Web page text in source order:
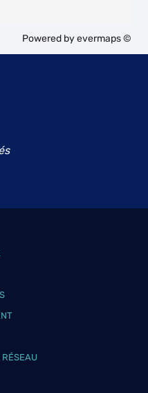
Powered byevermaps ©
RÉSEAU